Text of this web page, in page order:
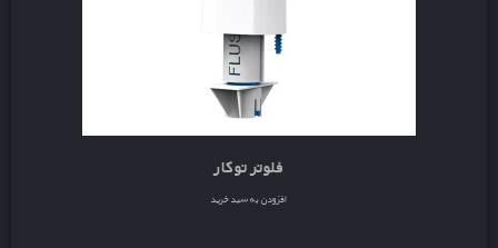
فلوتر توکار
افزودن به سبد خرید